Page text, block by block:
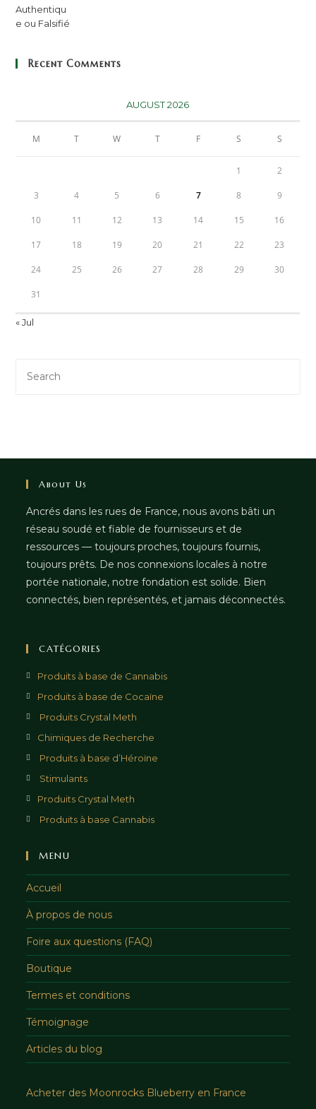
Recent Comments
AUGUST 2026
M T W T F S S
1 2
3 4 5 6 7 8 9
10 11 12 13 14 15 16
17 18 19 20 21 22 23
24 25 26 27 28 29 30
31
« Jul
About Us
Ancrés dans les rues de France, nous avons bâti un
réseau soudé et fiable de fournisseurs et de
ressources — toujours proches, toujours fournis,
toujours prêts. De nos connexions locales à notre
portée nationale, notre fondation est solide. Bien
connectés, bien représentés, et jamais déconnectés.
CATÉGORIES
Produits à base de Cannabis
Produits à base de Cocaïne
Produits Crystal Meth
Chimiques de Recherche
Produits à base d’Héroïne
Stimulants
Produits Crystal Meth
Produits à base Cannabis
MENU
Accueil
À propos de nous
Foire aux questions (FAQ)
Boutique
Termes et conditions
Témoignage
Articles du blog
Acheter des Moonrocks Blueberry en France